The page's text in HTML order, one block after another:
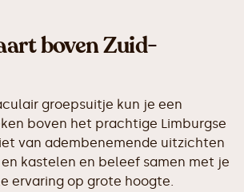
boven Zuid-
groepsuitje kun je een
boven het prachtige Limburgse
van adembenemende uitzichten
kastelen en beleef samen met je
ervaring op grote hoogte.